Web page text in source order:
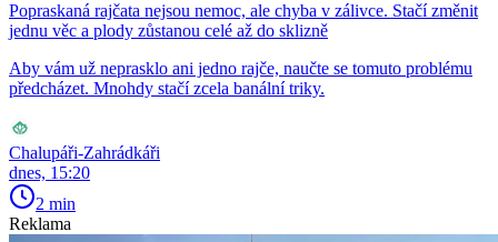
Popraskaná rajčata nejsou nemoc, ale chyba v zálivce. Stačí změnit
jednu věc a plody zůstanou celé až do sklizně
Aby vám už neprasklo ani jedno rajče, naučte se tomuto problému
předcházet. Mnohdy stačí zcela banální triky.
Chalupáři-Zahrádkáři
dnes, 15:20
2 min
Reklama